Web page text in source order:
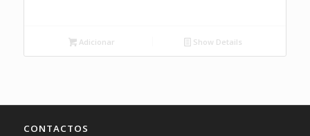
Adicionar Show Details
CONTACTOS